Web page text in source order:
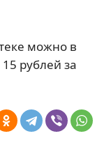
можно в
рублей за